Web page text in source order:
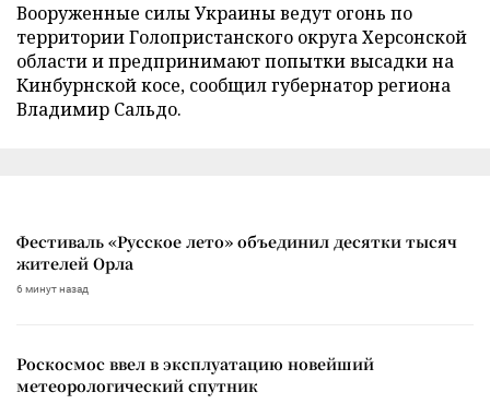
Вооруженные силы Украины ведут огонь по
территории Голопристанского округа Херсонской
области и предпринимают попытки высадки на
Кинбурнской косе, сообщил губернатор региона
Владимир Сальдо.
Фестиваль «Русское лето» объединил десятки тысяч
жителей Орла
6 минут назад
Роскосмос ввел в эксплуатацию новейший
метеорологический спутник